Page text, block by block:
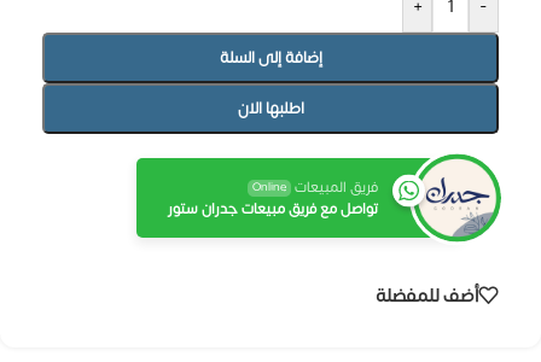
-
+
إضافة إلى السلة
اطلبها الان
فريق المبيعات Online
تواصل مع فريق مبيعات جدران ستور
أضف للمفضلة